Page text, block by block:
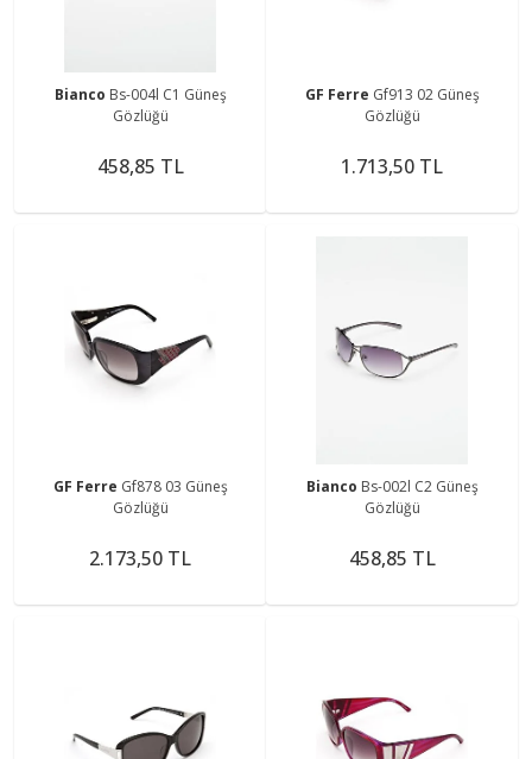
Bianco Bs-004l C1 Güneş
Gözlüğü
458,85 TL
GF Ferre Gf913 02 Güneş
Gözlüğü
1.713,50 TL
GF Ferre Gf878 03 Güneş
Gözlüğü
2.173,50 TL
Bianco Bs-002l C2 Güneş
Gözlüğü
458,85 TL